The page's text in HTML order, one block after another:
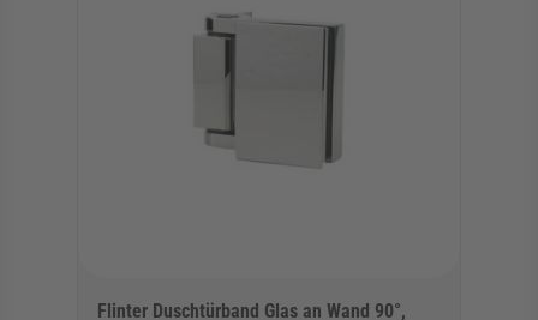
Flinter Duschtürband Glas an Wand 90°,